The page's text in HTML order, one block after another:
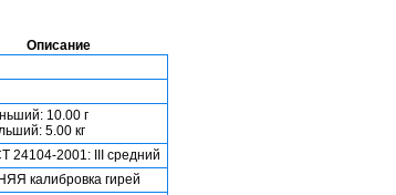
Описание
10.00 г
5.00 кг
24104-2001: III средний
калибровка гирей